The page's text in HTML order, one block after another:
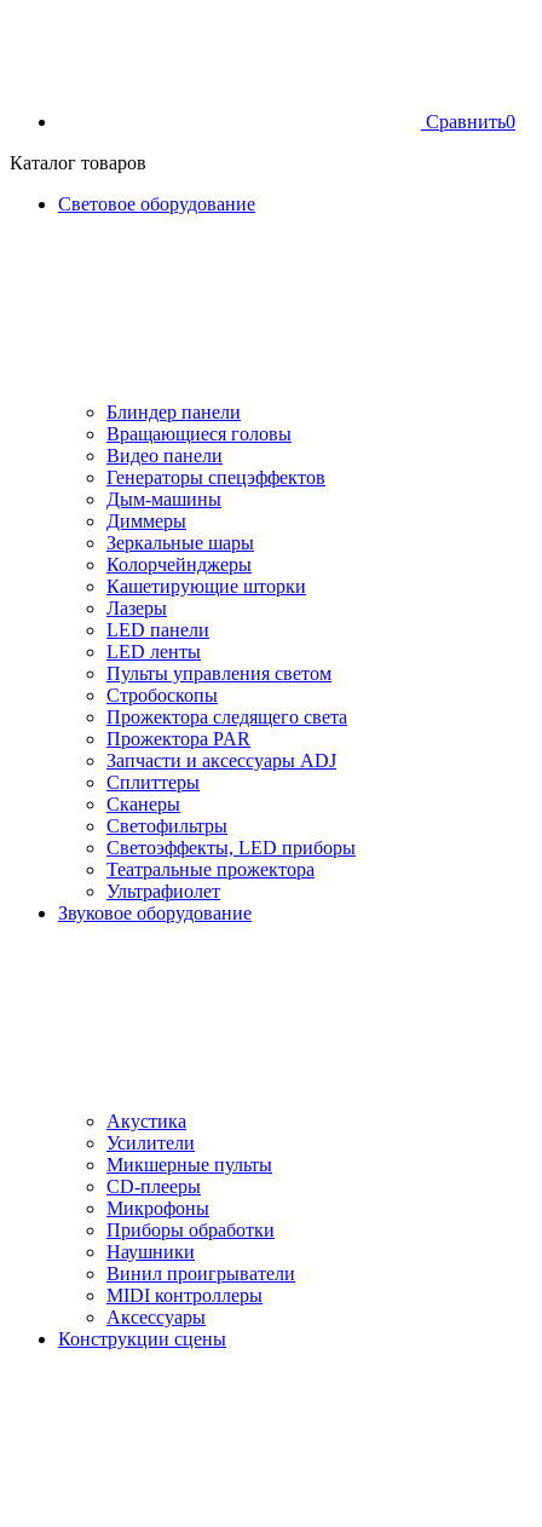
Сравнить0
Каталог товаров
Световое оборудование
Блиндер панели
Вращающиеся головы
Видео панели
Генераторы спецэффектов
Дым-машины
Диммеры
Зеркальные шары
Колорчейнджеры
Кашетирующие шторки
Лазеры
LED панели
LED ленты
Пульты управления светом
Стробоскопы
Прожектора следящего света
Прожектора PAR
Запчасти и аксессуары ADJ
Сплиттеры
Сканеры
Светофильтры
Светоэффекты, LED приборы
Театральные прожектора
Ультрафиолет
Звуковое оборудование
Акустика
Усилители
Микшерные пульты
CD-плееры
Микрофоны
Приборы обработки
Наушники
Винил проигрыватели
MIDI контроллеры
Аксессуары
Конструкции сцены